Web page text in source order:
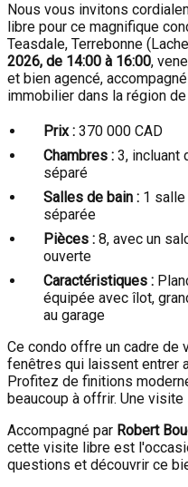
Nous vous invitons
libre pour ce magnifique
Teasdale, Terrebonne
2026, de 14:00 à 16:00,
et bien agencé,
immobilier dans la région de
Prix : 370 000 CAD
Chambres : 3, incluant
séparé
Salles de bain : 1 salle
séparée
Pièces : 8, avec un
ouverte
Caractéristiques :
équipée avec îlot,
au garage
Ce condo offre un cadre de
fenêtres qui laissent entrer
Profitez de finitions
beaucoup à offrir. Une
Accompagné par Robert
cette visite libre est
questions et découvrir ce